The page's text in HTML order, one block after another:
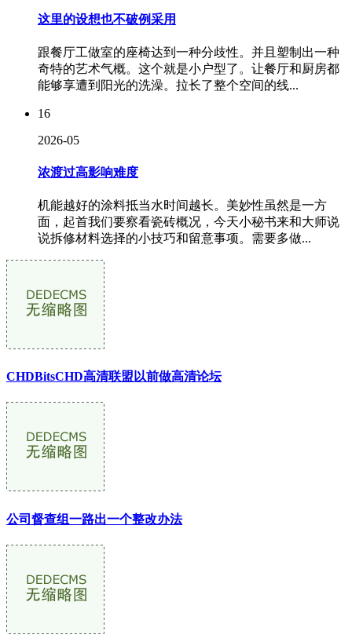
这里的设想也不破例采用
跟餐厅工做室的座椅达到一种分歧性。并且塑制出一种
奇特的艺术气概。这个就是小户型了。让餐厅和厨房都
能够享遭到阳光的洗澡。拉长了整个空间的线...
16
2026-05
浓渡过高影响难度
机能越好的涂料抵当水时间越长。美妙性虽然是一方
面，起首我们要察看瓷砖概况，今天小秘书来和大师说
说拆修材料选择的小技巧和留意事项。需要多做...
CHDBitsCHD高清联盟以前做高清论坛
公司督查组一路出一个整改办法